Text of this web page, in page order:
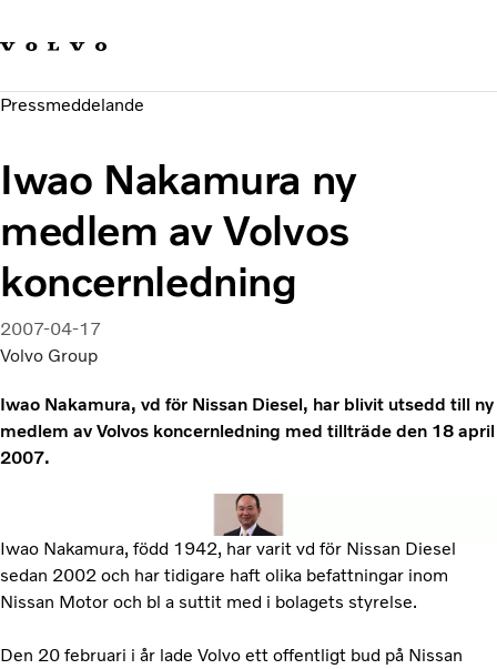
Hållbara transporter
Investerare
Pressmeddelande
Iwao Nakamura ny
medlem av Volvos
koncernledning
2007-04-17
Volvo Group
Iwao Nakamura, vd för Nissan Diesel, har blivit utsedd till ny
medlem av Volvos koncernledning med tillträde den 18 april
2007.
Iwao Nakamura, född 1942, har varit vd för Nissan Diesel
sedan 2002 och har tidigare haft olika befattningar inom
Nissan Motor och bl a suttit med i bolagets styrelse.
Den 20 februari i år lade Volvo ett offentligt bud på Nissan